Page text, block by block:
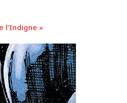
l’Indigne »